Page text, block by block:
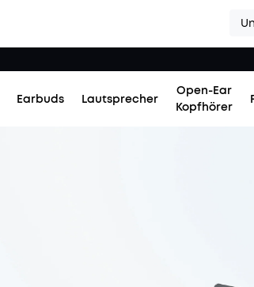
Earbuds Lautsprecher
Open-Ear
Kopfhörer